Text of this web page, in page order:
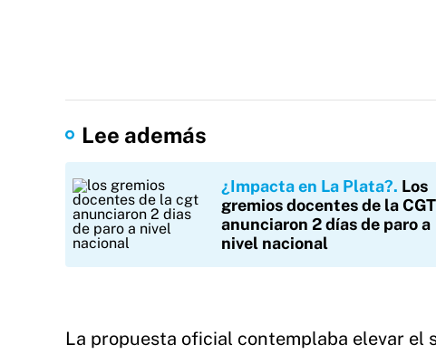
Lee además
¿Impacta en La Plata? Los
gremios docentes de la CGT
anunciaron 2 días de paro a
nivel nacional
La propuesta oficial contemplaba elevar el